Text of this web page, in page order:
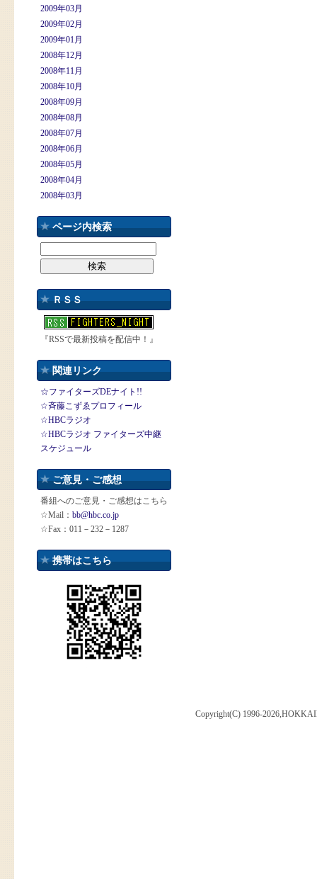
2009年03月
2009年02月
2009年01月
2008年12月
2008年11月
2008年10月
2008年09月
2008年08月
2008年07月
2008年06月
2008年05月
2008年04月
2008年03月
ページ内検索
ＲＳＳ
『RSSで最新投稿を配信中！』
関連リンク
☆ファイターズDEナイト!!
☆斉藤こずゑプロフィール
☆HBCラジオ
☆HBCラジオ ファイターズ中継
スケジュール
ご意見・ご感想
番組へのご意見・ご感想はこちら
☆Mail： bb@hbc.co.jp
☆Fax：011－232－1287
携帯はこちら
Copyright(C) 1996-